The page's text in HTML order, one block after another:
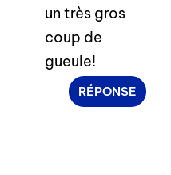
un très gros
coup de
gueule!
RÉPONSE